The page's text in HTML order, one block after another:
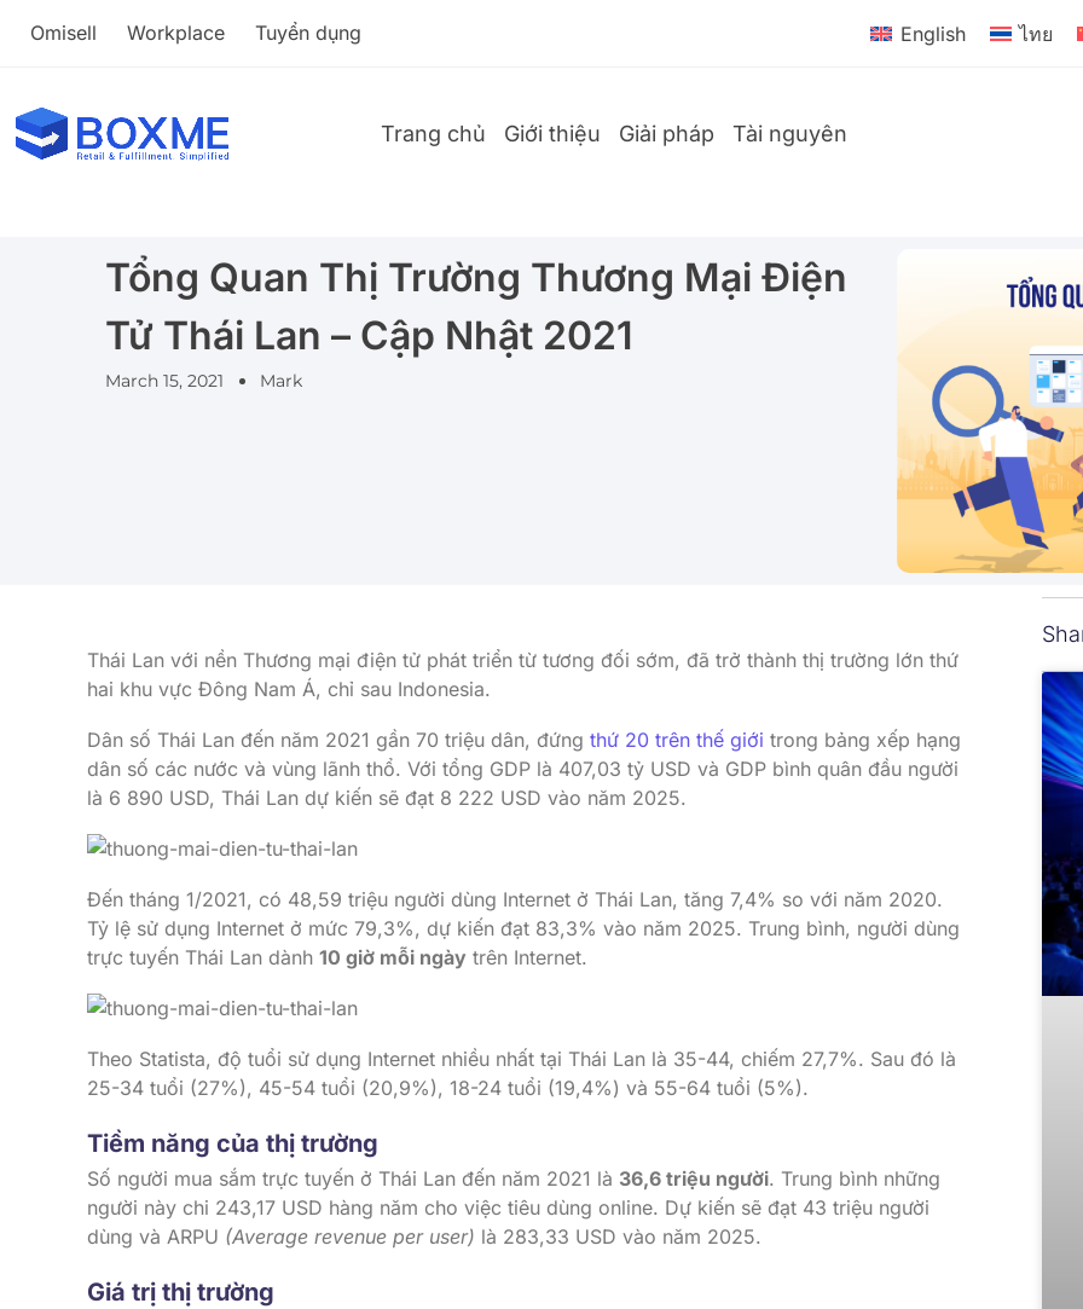
Omisell Workplace Tuyển dụng English ไทย
Trang chủ Giới thiệu Giải pháp Tài nguyên
Tổng Quan Thị Trường Thương Mại Điện
Tử Thái Lan – Cập Nhật 2021
March 15, 2021 Mark
Thái Lan với nền Thương mại điện tử phát triển từ tương đối sớm, đã trở thành thị trường lớn thứ
hai khu vực Đông Nam Á, chỉ sau Indonesia.
Dân số Thái Lan đến năm 2021 gần 70 triệu dân, đứng thứ 20 trên thế giới trong bảng xếp hạng
dân số các nước và vùng lãnh thổ. Với tổng GDP là 407,03 tỷ USD và GDP bình quân đầu người
là 6 890 USD, Thái Lan dự kiến ​​sẽ đạt 8 222 USD vào năm 2025.
Đến tháng 1/2021, có 48,59 triệu người dùng Internet ở Thái Lan, tăng 7,4% so với năm 2020.
Tỷ lệ sử dụng Internet ở mức 79,3%, dự kiến ​​đạt 83,3% vào năm 2025. Trung bình, người dùng
trực tuyến Thái Lan dành 10 giờ mỗi ngày trên Internet.
Theo Statista, độ tuổi sử dụng Internet nhiều nhất tại Thái Lan là 35-44, chiếm 27,7%. Sau đó là
25-34 tuổi (27%), 45-54 tuổi (20,9%), 18-24 tuổi (19,4%) và 55-64 tuổi (5%).
Tiềm năng của thị trường
Số người mua sắm trực tuyến ở Thái Lan đến năm 2021 là 36,6 triệu người. Trung bình những
người này chi 243,17 USD hàng năm cho việc tiêu dùng online. Dự kiến ​​sẽ đạt 43 triệu người
dùng và ARPU (Average revenue per user) là 283,33 USD vào năm 2025.
Giá trị thị trường